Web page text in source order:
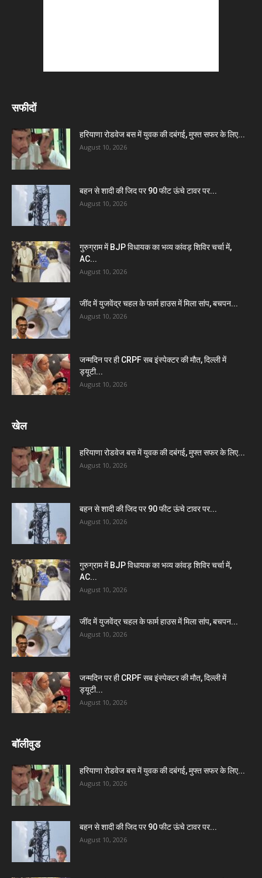
सफीदों
हरियाणा रोडवेज बस में युवक की दबंगई, मुफ्त सफर के लिए...
August 10, 2026
बहन से शादी की जिद पर 90 फीट ऊंचे टावर पर...
August 10, 2026
गुरुग्राम में BJP विधायक का भव्य कांवड़ शिविर चर्चा में,
AC...
August 10, 2026
जींद में युजवेंद्र चहल के फार्म हाउस में मिला सांप, बचपन...
August 10, 2026
जन्मदिन पर ही CRPF सब इंस्पेक्टर की मौत, दिल्ली में
ड्यूटी...
August 10, 2026
खेल
हरियाणा रोडवेज बस में युवक की दबंगई, मुफ्त सफर के लिए...
August 10, 2026
बहन से शादी की जिद पर 90 फीट ऊंचे टावर पर...
August 10, 2026
गुरुग्राम में BJP विधायक का भव्य कांवड़ शिविर चर्चा में,
AC...
August 10, 2026
जींद में युजवेंद्र चहल के फार्म हाउस में मिला सांप, बचपन...
August 10, 2026
जन्मदिन पर ही CRPF सब इंस्पेक्टर की मौत, दिल्ली में
ड्यूटी...
August 10, 2026
बॉलीवुड
हरियाणा रोडवेज बस में युवक की दबंगई, मुफ्त सफर के लिए...
August 10, 2026
बहन से शादी की जिद पर 90 फीट ऊंचे टावर पर...
August 10, 2026